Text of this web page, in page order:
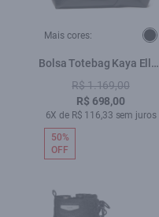
Mais cores:
Bolsa Totebag Kaya Ellus
Preto
R$ 1.169,00
R$ 698,00
6X de R$ 116,33 sem juros
50%
OFF